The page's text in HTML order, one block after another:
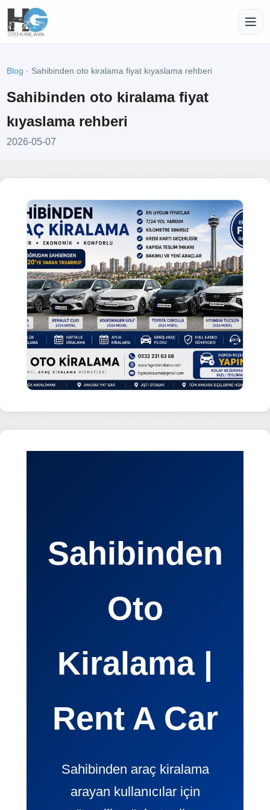
Blog · Sahibinden oto kiralama fiyat kıyaslama rehberi
Sahibinden oto kiralama fiyat
kıyaslama rehberi
2026-05-07
Sahibinden
Oto
Kiralama |
Rent A Car
Sahibinden araç kiralama
arayan kullanıcılar için